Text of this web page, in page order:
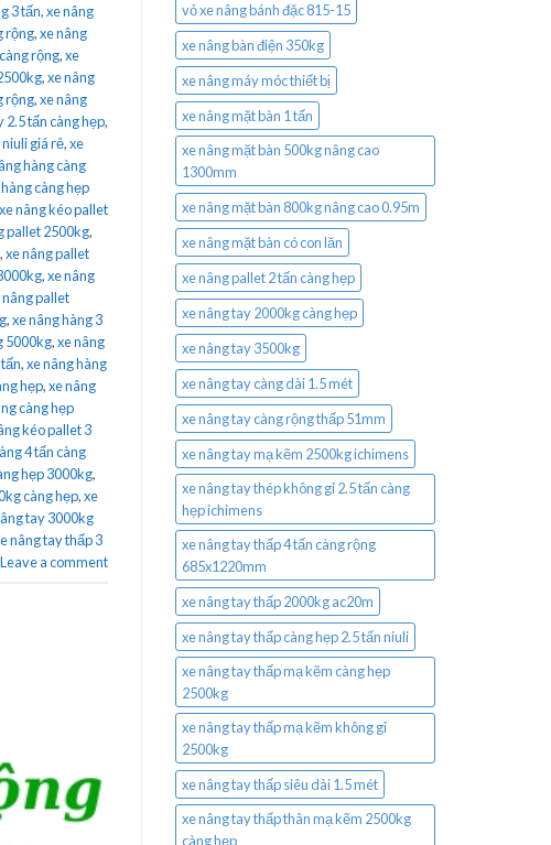
3 tấn,xe nâng
rộng,xe nâng
rộng,xe
,xe nâng
rộng,xe nâng
2.5 tấn càng hẹp,
giá rẻ,xe
hàng càng
càng hẹp
xe nâng kéo pallet
pallet 2500kg,
,xe nâng pallet
,xe nâng
nâng pallet
,xe nâng hàng 3
5000kg,xe nâng
,xe nâng hàng
hẹp,xe nâng
càng hẹp
kéo pallet 3
4 tấn càng
hẹp 3000kg,
càng hẹp,xe
tay 3000kg
nâng tay thấp 3
Leave a comment
vỏ xe nâng bánh đặc 815-15
xe nâng bàn điện 350kg
xe nâng máy móc thiết bị
xe nâng mặt bàn 1 tấn
xe nâng mặt bàn 500kg nâng cao
1300mm
xe nâng mặt bàn 800kg nâng cao 0.95m
xe nâng mặt bàn có con lăn
xe nâng pallet 2 tấn càng hẹp
xe nâng tay 2000kg càng hẹp
xe nâng tay 3500kg
xe nâng tay càng dài 1.5 mét
xe nâng tay càng rộng thấp 51mm
xe nâng tay mạ kẽm 2500kg ichimens
xe nâng tay thép không gỉ 2.5 tấn càng
hẹp ichimens
xe nâng tay thấp 4 tấn càng rộng
685x1220mm
xe nâng tay thấp 2000kg ac20m
xe nâng tay thấp càng hẹp 2.5 tấn niuli
xe nâng tay thấp mạ kẽm càng hẹp
2500kg
xe nâng tay thấp mạ kẽm không gỉ
2500kg
xe nâng tay thấp siêu dài 1.5 mét
xe nâng tay thấp thân mạ kẽm 2500kg
càng hẹp